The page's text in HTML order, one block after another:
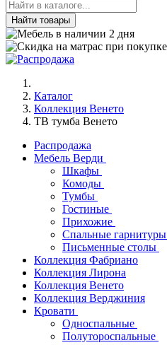
Найти товары
Каталог
Коллекция Венето
ТВ тумба Венето
Распродажа
Мебель Верди
Шкафы
Комоды
Тумбы
Гостиные
Прихожие
Спальные гарнитуры
Письменные столы
Коллекция Фабриано
Коллекция Лирона
Коллекция Венето
Коллекция Верджиния
Кровати
Односпальные
Полутороспальные